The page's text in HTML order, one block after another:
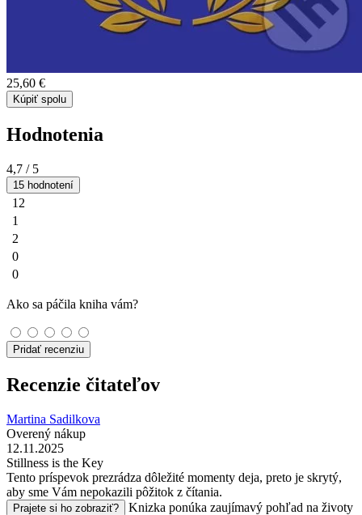
25,60 €
Kúpiť spolu
Hodnotenia
4,7 / 5
15 hodnotení
12
1
2
0
0
Ako sa páčila kniha vám?
Pridať recenziu
Recenzie čitateľov
Martina Sadilkova
Overený nákup
12.11.2025
Stillness is the Key
Tento príspevok prezrádza dôležité momenty deja, preto je skrytý,
aby sme Vám nepokazili pôžitok z čítania.
Prajete si ho zobraziť?
Knizka ponúka zaujímavý pohľad na životy